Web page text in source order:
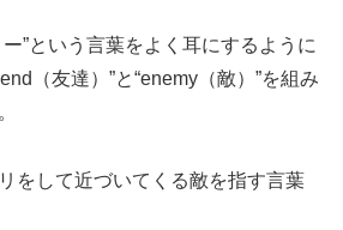
”という言葉をよく耳にするように
（友達）”と“enemy（敵）”を組み
をして近づいてくる敵を指す言葉